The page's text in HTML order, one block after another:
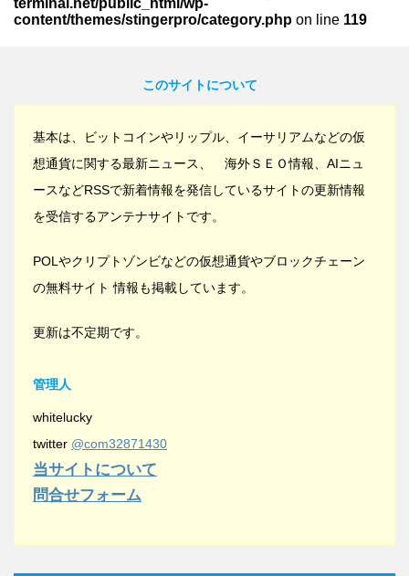
content/themes/stingerpro/category.php on line 119
このサイトについて
基本は、ビットコインやリップル、イーサリアムなどの仮
想通貨に関する最新ニュース、 海外ＳＥＯ情報、AIニュ
ースなどRSSで新着情報を発信しているサイトの更新情報
を受信するアンテナサイトです。
POLやクリプトゾンビなどの仮想通貨やブロックチェーン
の無料サイト 情報も掲載しています。
更新は不定期です。
管理人
whitelucky
twitter @com32871430
当サイトについて
問合せフォーム